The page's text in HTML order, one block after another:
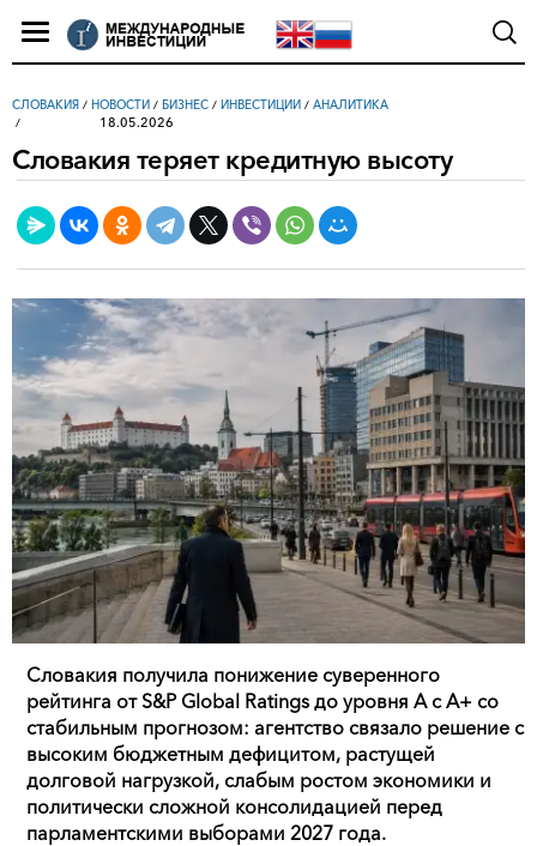
СЛОВАКИЯ / НОВОСТИ / БИЗНЕС / ИНВЕСТИЦИИ / АНАЛИТИКА
18.05.2026
Словакия теряет кредитную высоту
Словакия получила понижение суверенного
рейтинга от S&P Global Ratings до уровня A с A+ со
стабильным прогнозом: агентство связало решение с
высоким бюджетным дефицитом, растущей
долговой нагрузкой, слабым ростом экономики и
политически сложной консолидацией перед
парламентскими выборами 2027 года.